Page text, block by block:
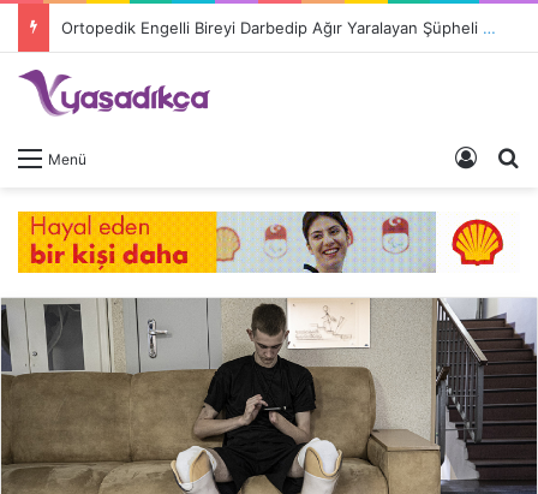
Ortopedik Engelli Bireyi Darbedip Ağır Yaralayan Şüpheli Tutuklandı
Menü Giriş